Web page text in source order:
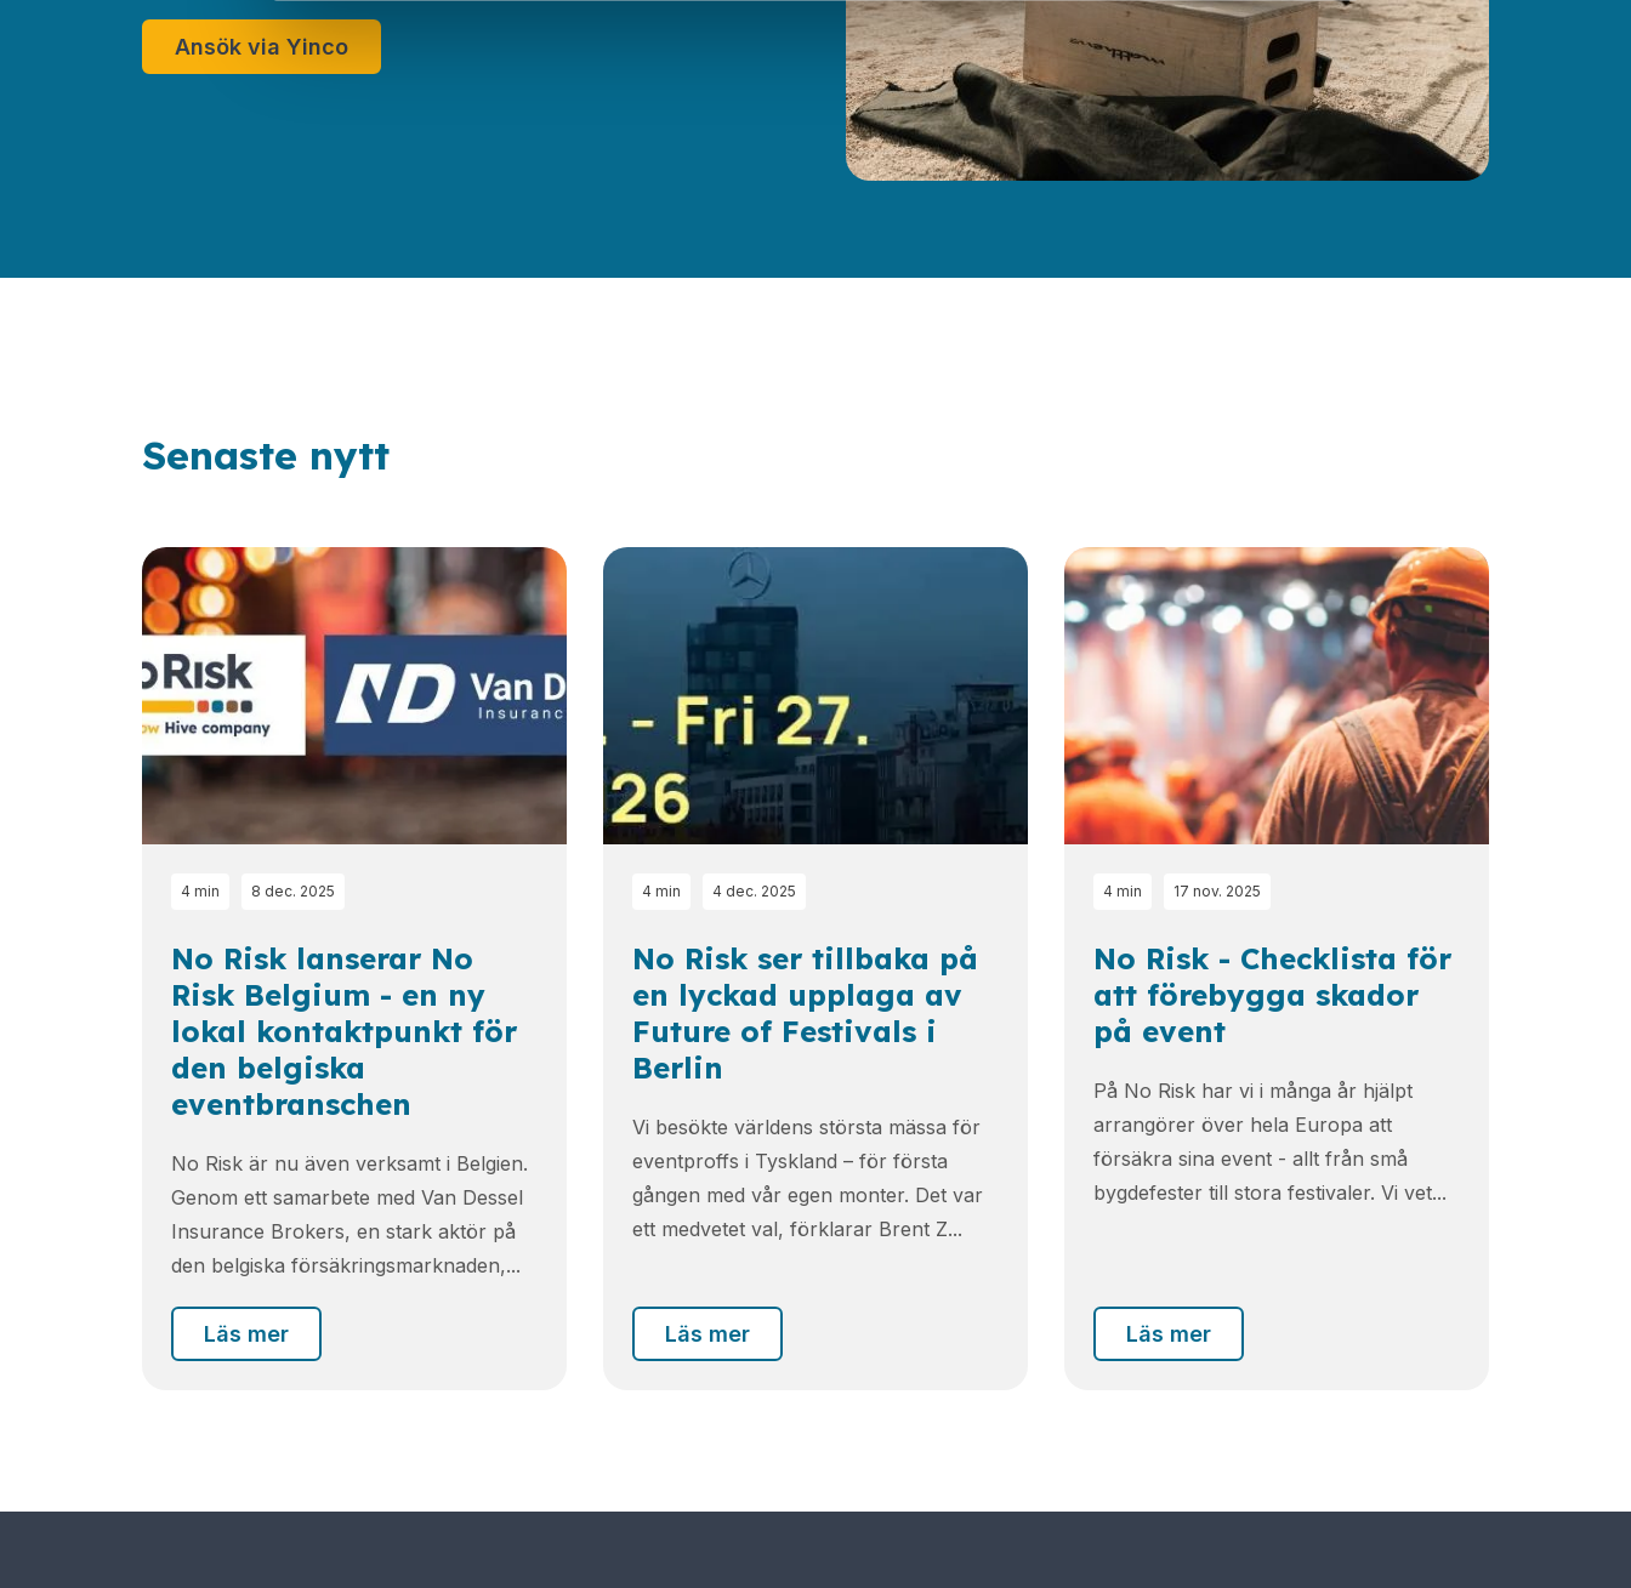
Ansök via Yinco
Senaste nytt
4 min 8 dec. 2025
No Risk lanserar No
Risk Belgium - en ny
lokal kontaktpunkt för
den belgiska
eventbranschen
No Risk är nu även verksamt i Belgien.
Genom ett samarbete med Van Dessel
Insurance Brokers, en stark aktör på
den belgiska försäkringsmarknaden,...
Läs mer
4 min 4 dec. 2025
No Risk ser tillbaka på
en lyckad upplaga av
Future of Festivals i
Berlin
Vi besökte världens största mässa för
eventproffs i Tyskland – för första
gången med vår egen monter. Det var
ett medvetet val, förklarar Brent Z...
Läs mer
4 min 17 nov. 2025
No Risk - Checklista för
att förebygga skador
på event
På No Risk har vi i många år hjälpt
arrangörer över hela Europa att
försäkra sina event - allt från små
bygdefester till stora festivaler. Vi vet...
Läs mer